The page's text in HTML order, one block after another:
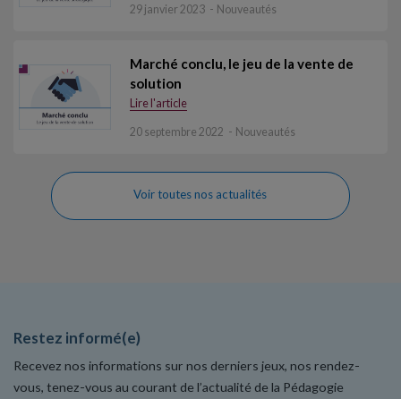
29 janvier 2023 Nouveautés
Marché conclu, le jeu de la vente de
solution
Lire l'article
20 septembre 2022 Nouveautés
Voir toutes nos actualités
Restez informé(e)
Recevez nos informations sur nos derniers jeux, nos rendez-
vous, tenez-vous au courant de l’actualité de la Pédagogie